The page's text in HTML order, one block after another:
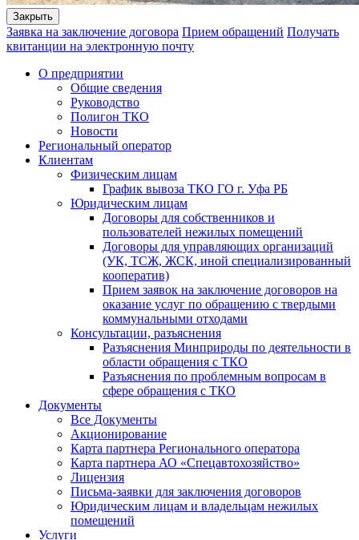
Закрыть
Заявка на заключение договора Прием обращений Получать
квитанции на электронную почту
О предприятии
Общие сведения
Руководство
Полигон ТКО
Новости
Региональный оператор
Клиентам
Физическим лицам
График вывоза ТКО ГО г. Уфа РБ
Юридическим лицам
Договоры для собственников и
пользователей нежилых помещений
Договоры для управляющих организаций
(УК, ТСЖ, ЖСК, иной специализированный
кооператив)
Прием заявок на заключение договоров на
оказание услуг по обращению с твердыми
коммунальными отходами
Консультации, разъяснения
Разъяснения Минприроды по деятельности в
области обращения с ТКО
Разъяснения по проблемным вопросам в
сфере обращения с ТКО
Документы
Все Документы
Акционирование
Карта партнера Регионального оператора
Карта партнера АО «Спецавтохозяйство»
Лицензия
Письма-заявки для заключения договоров
Юридическим лицам и владельцам нежилых
помещений
Услуги